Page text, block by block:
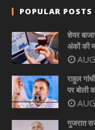
POPULAR POSTS
शेयर
अंकों की
राहुल
पर बोली
गुजरात